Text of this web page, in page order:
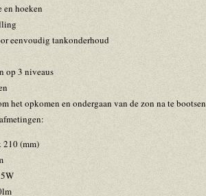
en hoeken
eenvoudig tankonderhoud
op 3 niveaus
het opkomen en ondergaan van de zon na te bootsen
210 (mm)